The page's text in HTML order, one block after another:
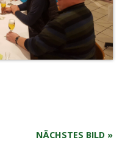
NÄCHSTES BILD »